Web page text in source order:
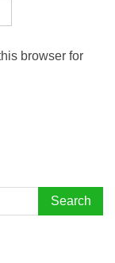
browser for